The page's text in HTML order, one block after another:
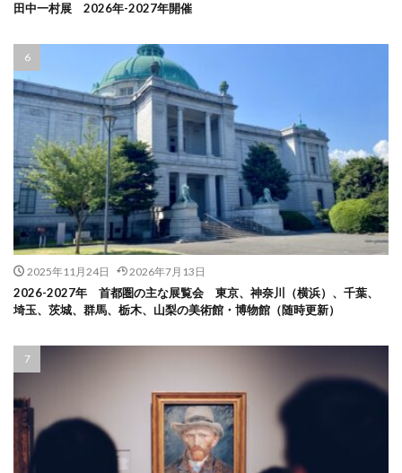
田中一村展 2026年-2027年開催
2025年11月24日 2026年7月13日
2026-2027年 首都圏の主な展覧会 東京、神奈川（横浜）、千葉、
埼玉、茨城、群馬、栃木、山梨の美術館・博物館（随時更新）